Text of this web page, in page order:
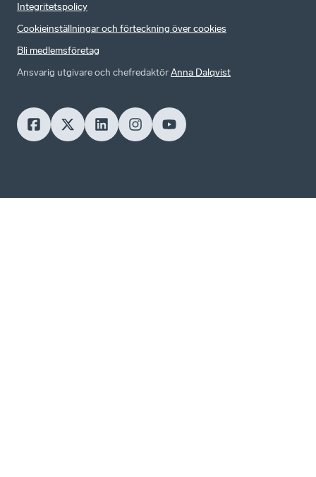
Integritetspolicy
Cookieinställningar och förteckning över cookies
Bli medlemsföretag
Ansvarig utgivare och chefredaktörAnna Dalqvist